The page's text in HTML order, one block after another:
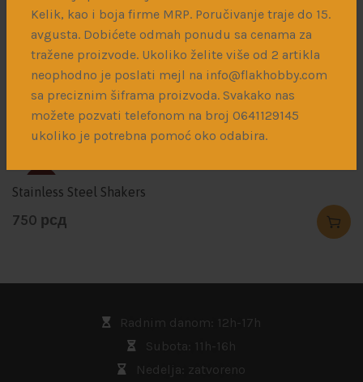
Kelik, kao i boja firme MRP. Poručivanje traje do 15.
avgusta. Dobićete odmah ponudu sa cenama za
tražene proizvode. Ukoliko želite više od 2 artikla
neophodno je poslati mejl na info@flakhobby.com
sa preciznim šiframa proizvoda. Svakako nas
možete pozvati telefonom na broj 0641129145
ukoliko je potrebna pomoć oko odabira.
mogu da se lepe cementom za plastiku.
Ploče imaju već iscrtane mere. Dolaze u 4 različite
debljine – 0,3mm 0,5mm 0,8mm 1,0mm
Povezani proizvodi
SOLD
Stainless Steel Shakers
750 рсд
Radnim danom: 12h-17h
Subota: 11h-16h
Nedelja: zatvoreno